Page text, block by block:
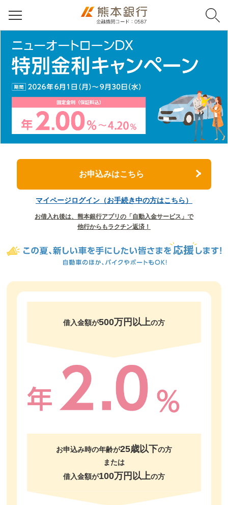
お申込みはこちら
マイページログイン（お手続き中の方はこちら）
お借入れ後は、熊本銀行アプリの「自動入金サービス」で
他行からもラクチン返済！
借入金額が500万円以上の方
お申込み時の年齢が25歳以下の方
または
借入金額が100万円以上の方